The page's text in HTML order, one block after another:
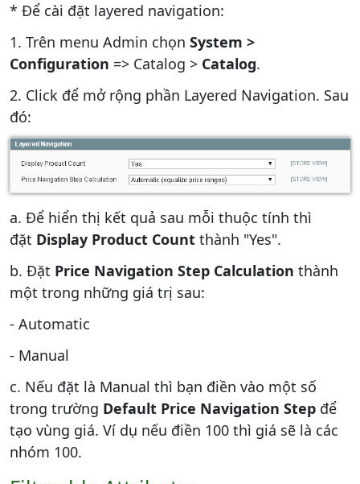
* Để cài đặt layered navigation:
1. Trên menu Admin chọn System >
Configuration => Catalog > Catalog.
2. Click để mở rộng phần Layered Navigation. Sau
đó:
a. Để hiển thị kết quả sau mỗi thuộc tính thì
đặt Display Product Count thành "Yes".
b. Đặt Price Navigation Step Calculation thành
một trong những giá trị sau:
- Automatic
- Manual
c. Nếu đặt là Manual thì bạn điền vào một số
trong trường Default Price Navigation Step để
tạo vùng giá. Ví dụ nếu điền 100 thì giá sẽ là các
nhóm 100.